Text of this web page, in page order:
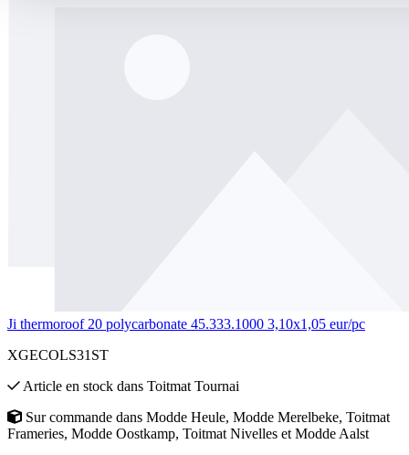
Ji thermoroof 20 polycarbonate 45.333.1000 3,10x1,05 eur/pc
XGECOLS31ST
Article en stock dans Toitmat Tournai
Sur commande dans Modde Heule, Modde Merelbeke, Toitmat
Frameries, Modde Oostkamp, Toitmat Nivelles et Modde Aalst